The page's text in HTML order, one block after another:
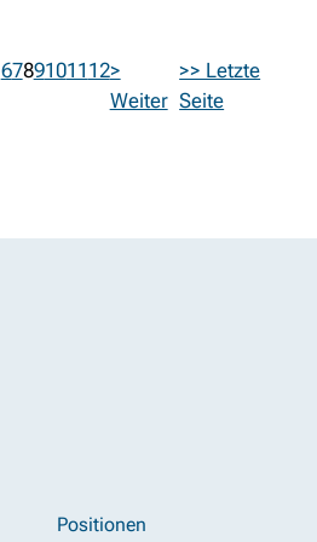
67891011 12>
Weiter
>> Letzte
Seite
Positionen